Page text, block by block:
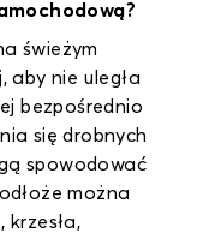
świeżym
aby nie uległa
bezpośrednio
się drobnych
spowodować
można
krzesła,